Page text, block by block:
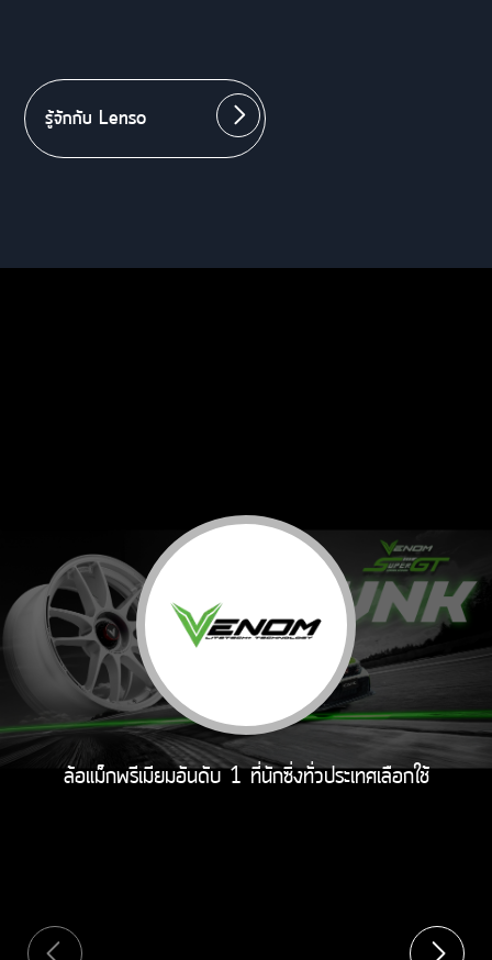
รู้จักกับ Lenso
ล้อแม็กพรีเมียมอันดับ 1 ที่นักซิ่งทั่วประเทศเลือกใช้